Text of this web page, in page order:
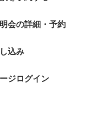
会の詳細・予約
込み
ジログイン